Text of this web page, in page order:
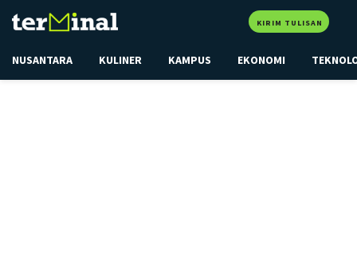
KIRIM TULISAN
NUSANTARA KULINER KAMPUS EKONOMI